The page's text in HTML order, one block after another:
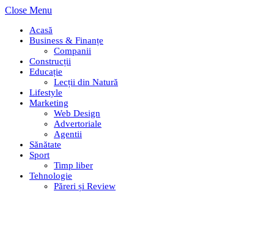
Close Menu
Acasă
Business & Finanțe
Companii
Construcții
Educație
Lecții din Natură
Lifestyle
Marketing
Web Design
Advertoriale
Agentii
Sănătate
Sport
Timp liber
Tehnologie
Păreri și Review